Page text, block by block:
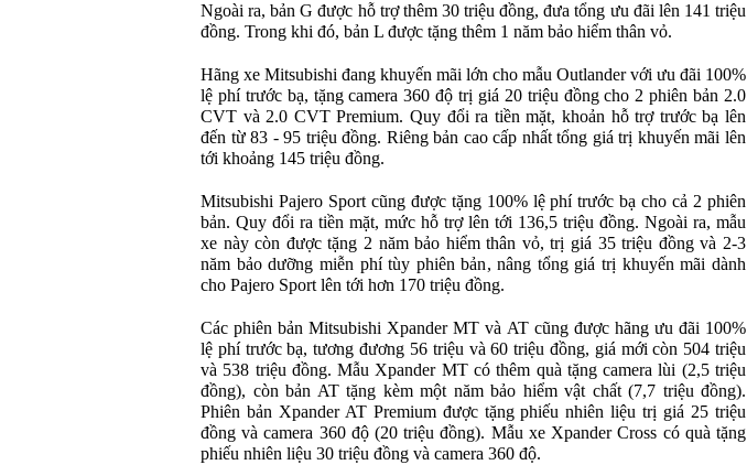
Ngoài ra, bản G được hỗ trợ thêm 30 triệu đồng, đưa tổng ưu đãi lên 141 triệu
đồng. Trong khi đó, bản L được tặng thêm 1 năm bảo hiểm thân vỏ.
Hãng xe Mitsubishi đang khuyến mãi lớn cho mẫu Outlander với ưu đãi 100%
lệ phí trước bạ, tặng camera 360 độ trị giá 20 triệu đồng cho 2 phiên bản 2.0
CVT và 2.0 CVT Premium. Quy đổi ra tiền mặt, khoản hỗ trợ trước bạ lên
đến từ 83 - 95 triệu đồng. Riêng bản cao cấp nhất tổng giá trị khuyến mãi lên
tới khoảng 145 triệu đồng.
Mitsubishi Pajero Sport cũng được tặng 100% lệ phí trước bạ cho cả 2 phiên
bản. Quy đổi ra tiền mặt, mức hỗ trợ lên tới 136,5 triệu đồng. Ngoài ra, mẫu
xe này còn được tặng 2 năm bảo hiểm thân vỏ, trị giá 35 triệu đồng và 2-3
năm bảo dưỡng miễn phí tùy phiên bản, nâng tổng giá trị khuyến mãi dành
cho Pajero Sport lên tới hơn 170 triệu đồng.
Các phiên bản Mitsubishi Xpander MT và AT cũng được hãng ưu đãi 100%
lệ phí trước bạ, tương đương 56 triệu và 60 triệu đồng, giá mới còn 504 triệu
và 538 triệu đồng. Mẫu Xpander MT có thêm quà tặng camera lùi (2,5 triệu
đồng), còn bản AT tặng kèm một năm bảo hiểm vật chất (7,7 triệu đồng).
Phiên bản Xpander AT Premium được tặng phiếu nhiên liệu trị giá 25 triệu
đồng và camera 360 độ (20 triệu đồng). Mẫu xe Xpander Cross có quà tặng
phiếu nhiên liệu 30 triệu đồng và camera 360 độ.